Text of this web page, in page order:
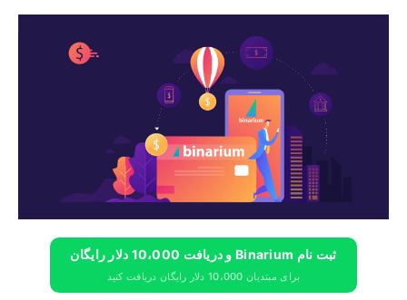
ثبت نام Binarium و دریافت 10،000 دلار رایگان
برای مبتدیان 10،000 دلار رایگان دریافت کنید